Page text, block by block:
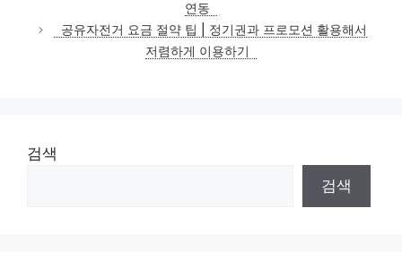
리
연동
공유자전거 요금 절약 팁 | 정기권과 프로모션 활용해서
저렴하게 이용하기
검색
검색